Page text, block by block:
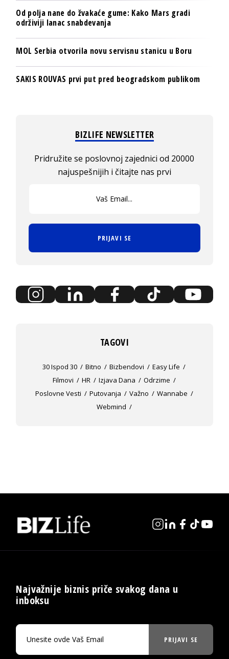
Od polja nane do žvakaće gume: Kako Mars gradi
održiviji lanac snabdevanja
MOL Serbia otvorila novu servisnu stanicu u Boru
SAKIS ROUVAS prvi put pred beogradskom publikom
BIZLIFE NEWSLETTER
Pridružite se poslovnoj zajednici od 20000
najuspešnijih i čitajte nas prvi
PRIJAVI SE
TAGOVI
30 Ispod 30 Bitno Bizbendovi
Easy Life
Filmovi
HR Izjava Dana
Odrzime
Poslovne Vesti
Putovanja Važno
Wannabe
Webmind
Najvažnije biznis priče svakog dana u
inboksu
PRIJAVI SE